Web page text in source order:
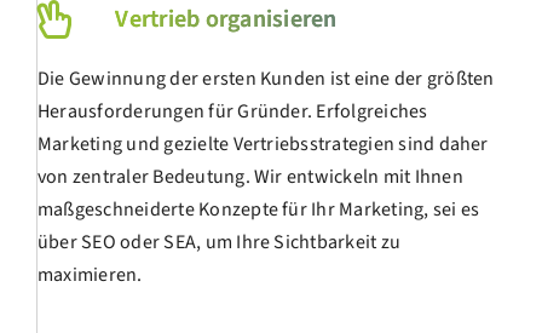
Vertrieb organisieren
Die Gewinnung der ersten Kunden ist eine der größten
Herausforderungen für Gründer. Erfolgreiches
Marketing und gezielte Vertriebsstrategien sind daher
von zentraler Bedeutung. Wir entwickeln mit Ihnen
maßgeschneiderte Konzepte für Ihr Marketing, sei es
über SEO oder SEA, um Ihre Sichtbarkeit zu
maximieren.